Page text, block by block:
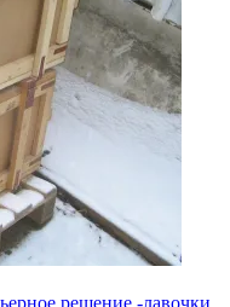
решение -лавочки